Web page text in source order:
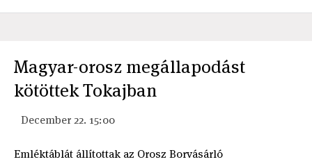
Magyar-orosz megállapodást
kötöttek Tokajban
December 22. 15:00
Emléktáblát állítottak az Orosz Borvásárló